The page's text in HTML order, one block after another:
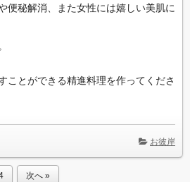
便秘解消、また女性には嬉しい美肌に
ことができる精進料理を作ってくださ
お彼岸
次へ »